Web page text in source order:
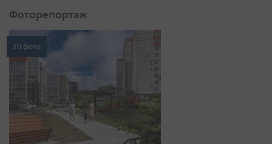
Фоторепортаж
20 фото